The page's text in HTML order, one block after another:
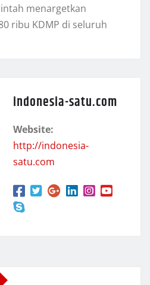
menargetkan
ribu KDMP di seluruh
indonesia-satu.com
Website:
http://indonesia-
satu.com